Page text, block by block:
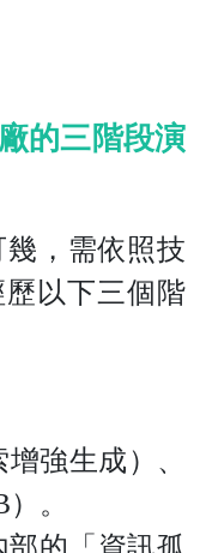
的三階段演
，需依照技
以下三個階
強生成）、
。